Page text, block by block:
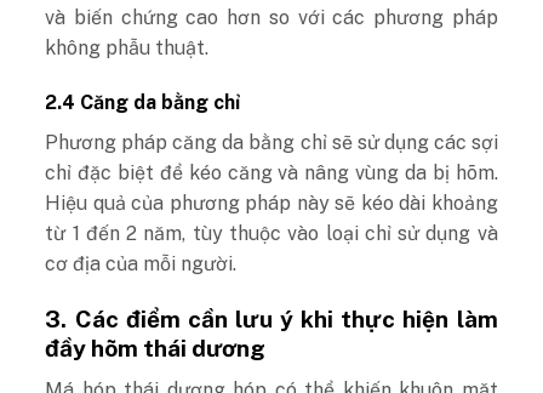
và biến chứng cao hơn so với các phương pháp
không phẫu thuật.
2.4 Căng da bằng chỉ
Phương pháp căng da bằng chỉ sẽ sử dụng các sợi
chỉ đặc biệt để kéo căng và nâng vùng da bị hõm.
Hiệu quả của phương pháp này sẽ kéo dài khoảng
từ 1 đến 2 năm, tùy thuộc vào loại chỉ sử dụng và
cơ địa của mỗi người.
3. Các điểm cần lưu ý khi thực hiện làm
đầy hõm thái dương